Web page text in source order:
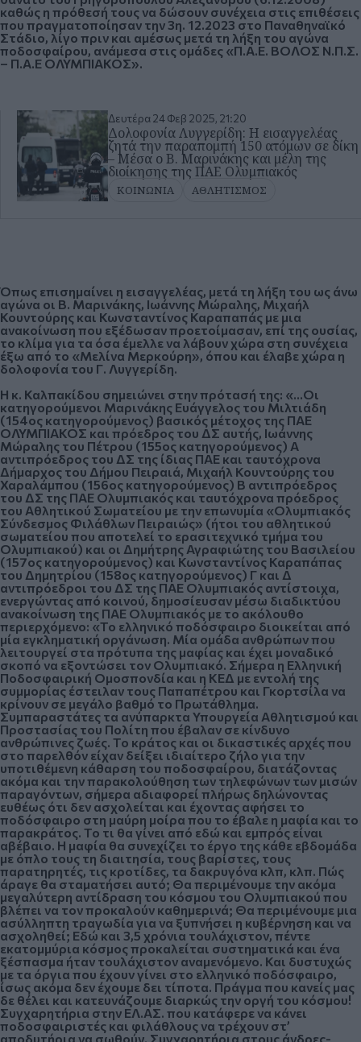
καθώς η πρόθεσή τους να δώσουν συνέχεια στις επιθέσεις
που πραγματοποίησαν την 3η. 12.2023 στο Παναθηναϊκό
Στάδιο, λίγο πριν και αμέσως μετά τη λήξη του αγώνα
ποδοσφαίρου, ανάμεσα στις ομάδες «Π.Α.Ε. ΒΟΛΟΣ Ν.Π.Σ.
– Π.Α.Ε ΟΛΥΜΠΙΑΚΟΣ».
Δευτέρα 24 Φεβ 2025, 21:20
Δολοφονία Λυγγερίδη: Η εισαγγελέας
ζητά την παραπομπή 150 ατόμων σε δίκη
– Μέσα ο Β. Μαρινάκης και μέλη της
διοίκησης της ΠΑΕ Ολυμπιακός
ΚΟΙΝΩΝΙΑ ΑΘΛΗΤΙΣΜΟΣ
Όπως επισημαίνει η εισαγγελέας, μετά τη λήξη του ως άνω
αγώνα οι Β. Μαρινάκης, Ιωάννης Μώραλης, Μιχαήλ
Κουντούρης και Κωνσταντίνος Καραπαπάς με μια
ανακοίνωση που εξέδωσαν προετοίμασαν, επί της ουσίας,
το κλίμα για τα όσα έμελλε να λάβουν χώρα στη συνέχεια
έξω από το «Μελίνα Μερκούρη», όπου και έλαβε χώρα η
δολοφονία του Γ. Λυγγερίδη.
Η κ. Καλπακίδου σημειώνει στην πρότασή της: «…Οι
κατηγορούμενοι Μαρινάκης Ευάγγελος του Μιλτιάδη
(154ος κατηγορούμενος) βασικός μέτοχος της ΠΑΕ
ΟΛΥΜΠΙΑΚΟΣ και πρόεδρος του ΔΣ αυτής, Ιωάννης
Μώραλης του Πέτρου (155ος κατηγορούμενος) Α
αντιπρόεδρος του ΔΣ της ίδιας ΠΑΕ και ταυτόχρονα
Δήμαρχος του Δήμου Πειραιά, Μιχαήλ Κουντούρης του
Χαραλάμπου (156ος κατηγορούμενος) Β αντιπρόεδρος
του ΔΣ της ΠΑΕ Ολυμπιακός και ταυτόχρονα πρόεδρος
του Αθλητικού Σωματείου με την επωνυμία «Ολυμπιακός
Σύνδεσμος Φιλάθλων Πειραιώς» (ήτοι του αθλητικού
σωματείου που αποτελεί το ερασιτεχνικό τμήμα του
Ολυμπιακού) και οι Δημήτρης Αγραφιώτης του Βασιλείου
(157ος κατηγορούμενος) και Κωνσταντίνος Καραπάπας
του Δημητρίου (158ος κατηγορούμενος) Γ και Δ
αντιπρόεδροι του ΔΣ της ΠΑΕ Ολυμπιακός αντίστοιχα,
ενεργώντας από κοινού, δημοσίευσαν μέσω διαδικτύου
ανακοίνωση της ΠΑΕ Ολυμπιακός με το ακόλουθο
περιερχόμενο: «Το ελληνικό ποδόσφαιρο διοικείται από
μία εγκληματική οργάνωση. Μία ομάδα ανθρώπων που
λειτουργεί στα πρότυπα της μαφίας και έχει μοναδικό
σκοπό να εξοντώσει τον Ολυμπιακό. Σήμερα η Ελληνική
Ποδοσφαιρική Ομοσπονδία και η ΚΕΔ με εντολή της
συμμορίας έστειλαν τους Παπαπέτρου και Γκορτσίλα να
κρίνουν σε μεγάλο βαθμό το Πρωτάθλημα.
Συμπαραστάτες τα ανύπαρκτα Υπουργεία Αθλητισμού και
Προστασίας του Πολίτη που έβαλαν σε κίνδυνο
ανθρώπινες ζωές. Το κράτος και οι δικαστικές αρχές που
στο παρελθόν είχαν δείξει ιδιαίτερο ζήλο για την
υποτιθέμενη κάθαρση του ποδοσφαίρου, διατάζοντας
ακόμα και την παρακολούθηση των τηλεφώνων των μισών
παραγόντων, σήμερα αδιαφορεί πλήρως δηλώνοντας
ευθέως ότι δεν ασχολείται και έχοντας αφήσει το
ποδόσφαιρο στη μαύρη μοίρα που το έβαλε η μαφία και το
παρακράτος. Το τι θα γίνει από εδώ και εμπρός είναι
αβέβαιο. Η μαφία θα συνεχίζει το έργο της κάθε εβδομάδα
με όπλο τους τη διαιτησία, τους βαρίστες, τους
παρατηρητές, τις κροτίδες, τα δακρυγόνα κλπ, κλπ. Πώς
άραγε θα σταματήσει αυτό; Θα περιμένουμε την ακόμα
μεγαλύτερη αντίδραση του κόσμου του Ολυμπιακού που
βλέπει να τον προκαλούν καθημερινά; Θα περιμένουμε μια
ασύλληπτη τραγωδία για να ξυπνήσει η κυβέρνηση και να
ασχοληθεί; Εδώ και 3,5 χρόνια τουλάχιστον, πέντε
εκατομμύρια κόσμος προκαλείται συστηματικά και ένα
ξέσπασμα ήταν τουλάχιστον αναμενόμενο. Και δυστυχώς
με τα όργια που έχουν γίνει στο ελληνικό ποδόσφαιρο,
ίσως ακόμα δεν έχουμε δει τίποτα. Πράγμα που κανείς μας
δε θέλει και κατευνάζουμε διαρκώς την οργή του κόσμου!
Συγχαρητήρια στην ΕΛ.ΑΣ. που κατάφερε να κάνει
ποδοσφαιριστές και φιλάθλους να τρέχουν στ’
αποδυτήρια να σωθούν. Συγχαρητήρια στους άνδρες-